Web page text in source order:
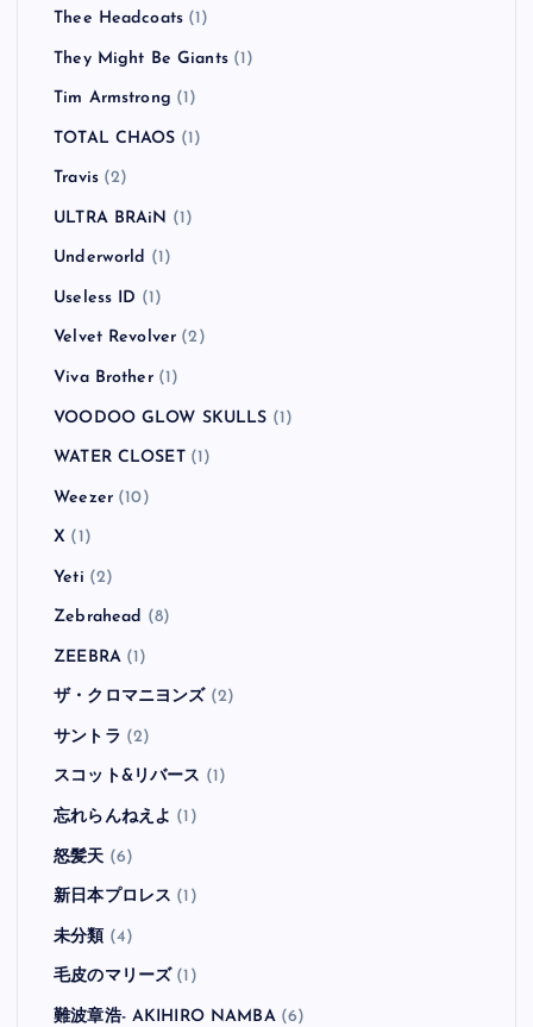
Thee Headcoats (1)
They Might Be Giants(1)
Tim Armstrong (1)
TOTAL CHAOS (1)
Travis(2)
ULTRA BRAiN (1)
Underworld (1)
Useless ID (1)
Velvet Revolver (2)
Viva Brother(1)
VOODOO GLOW SKULLS (1)
WATER CLOSET(1)
Weezer(10)
X (1)
Yeti (2)
Zebrahead (8)
ZEEBRA(1)
ザ・クロマニヨンズ (2)
サントラ (2)
スコット&リバース (1)
忘れらんねえよ (1)
怒髪天 (6)
新日本プロレス (1)
未分類 (4)
毛皮のマリーズ (1)
難波章浩- AKIHIRO NAMBA(6)